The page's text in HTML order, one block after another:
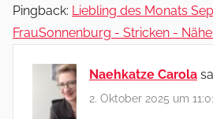
Pingback: Liebling des Monats
FrauSonnenburg - Stricken -
Naehkatze Carola
2. Oktober 2025 um